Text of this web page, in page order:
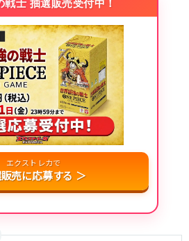
戦士 抽選販売受付中！
エクストレカで
売に応募する ＞